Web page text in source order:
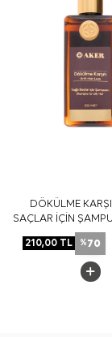
DÖKÜLME
SAÇLAR İÇİN
210,00 TL %70